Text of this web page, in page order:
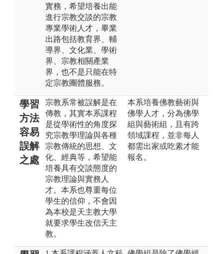
實務，希望培養出能
進行宗教交談的宗教
專業學術人才，畢業
出路包括教育界、輔
導界、文化業、學術
界、宗教相關產業
界，也不是只能在特
定宗教團體服務。
學習
方法
容易
誤解
之處
宗教系常被誤解是在
傳教，其實本系課程
是從學術性的角度探
究宗教學理論與各種
宗教傳統的思想、文
化、經典等，希望能
培養具有交談態度的
宗教理論與實務人
才。本系也尊重每位
學生的信仰，不會因
為本校是天主教大學
就要求學生改信天主
教。
本系培養佛教藝術與
佛學人才，分為佛學
組與藝術組，且有跨
領域課程，並非每人
都需出家或吃素才能
報名。